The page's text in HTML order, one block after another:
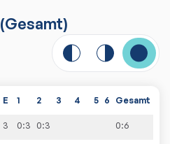
(Gesamt)
E 1 2 3 4 5 6 Gesamt
3 0:3 0:3 0:6